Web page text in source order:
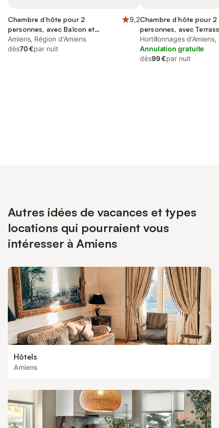
Chambre d’hôte pour 2
personnes, avec Balcon et
Terrasse
9,2
Amiens, Région d'Amiens
dès70 €par nuit
Chambre d’hôte pour 2
personnes, avec
que Jardin et Vue
Hortillonnages d'Amiens,
Annulation gratuite
dès99 €par nuit
Autres idées de vacances et types
locations qui pourraient vous
intéresser à Amiens
Hôtels
Amiens